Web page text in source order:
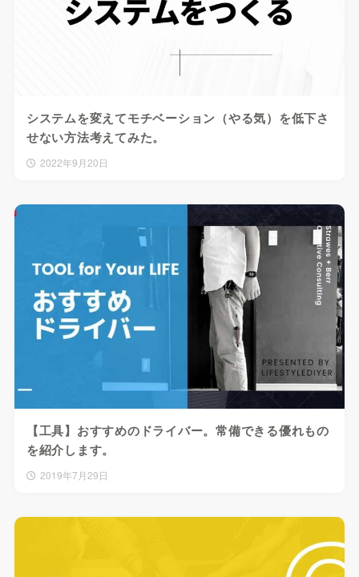
システムを変えてモチベーション（やる気）を低下さ
せない方法考えてみた。
2022年9月20日
【工具】おすすめのドライバー。常備できる優れもの
を紹介します。
2019年7月29日